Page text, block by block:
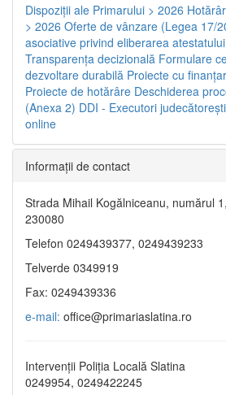
Dispoziţii ale Primarului > 2026
> 2026 Oferte de vânzare (Legea 17/
asociative privind eliberarea
Transparenţa decizională Formulare
dezvoltare durabilă Proiecte cu
Proiecte de hotărâre Deschiderea
(Anexa 2) DDI - Executori judecătorești
online
Informaţii de contact
Strada Mihail Kogălniceanu, numărul
230080
Telefon 0249439377, 0249439233
Telverde 0349919
Fax: 0249439336
e-mail: office@primariaslatina.ro
Intervenții Poliția Locală Slatina
0249954, 0249422245